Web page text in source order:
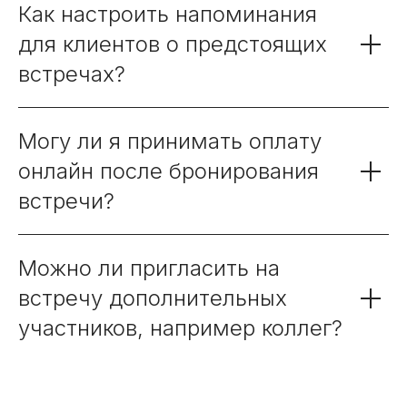
Как настроить напоминания
для клиентов о предстоящих
встречах?
Могу ли я принимать оплату
онлайн после бронирования
встречи?
Можно ли пригласить на
встречу дополнительных
участников, например коллег?